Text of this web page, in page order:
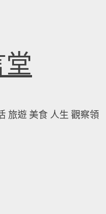
旅遊 美食 人生 觀察領